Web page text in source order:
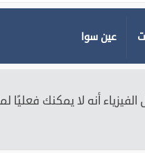
عين سوا
الفيزياء أنه لا يمكنك